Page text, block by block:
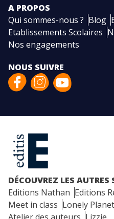
A PROPOS
Qui sommes-nous ? Blog
Etablissements Scolaires
Nos engagements
NOUS SUIVRE
DÉCOUVREZ LES AUTRES
Editions Nathan Editions
Meet in class Lonely Planet